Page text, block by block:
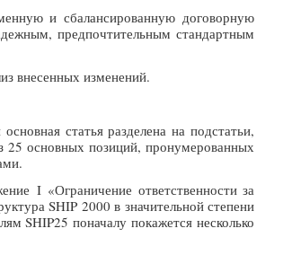
и сбалансированную договорную
предпочтительным стандартным
внесенных изменений.
статья разделена на подстатьи,
25 основных позиций, пронумерованных
I «Ограничение ответственности за
SHIP 2000 в значительной степени
SHIP25 поначалу покажется несколько